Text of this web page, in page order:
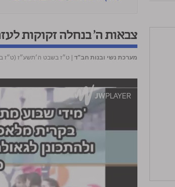
צבאות ה' בנחלה זקוקות
מערכת נשי ובנות חב"ד ט״ז בשבט ה׳תשע״ז (ט״ז בשבט